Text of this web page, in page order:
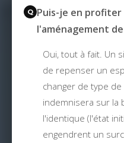
Puis-je en
l'aménagement
Oui, tout à fait. Un
de repenser un
changer de type
indemnisera sur la
l'identique (l'état
engendrent un